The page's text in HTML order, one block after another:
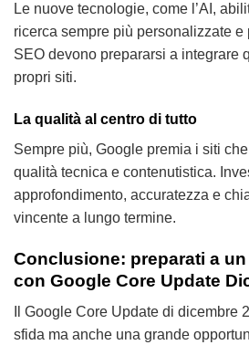
Le nuove tecnologie, come l’AI,
ricerca sempre più personalizzate e
SEO devono prepararsi a integrare
propri siti.
La qualità al centro di tutto
Sempre più, Google premia i siti
qualità tecnica e contenutistica.
approfondimento, accuratezza e
vincente a lungo termine.
Conclusione: preparati a
con Google Core Update
Il Google Core Update di dicembre
sfida ma anche una grande